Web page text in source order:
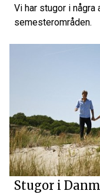
Vi har stugor i
semesterområden.
Stugor i